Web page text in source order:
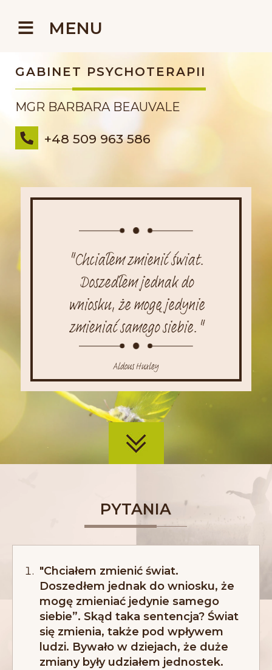
MENU
GABINET PSYCHOTERAPII
MGR BARBARA BEAUVALE
+48 509 963 586
"Chciałem zmienić świat.
Doszedłem jednak do
wniosku, że mogę jedynie
zmieniać samego siebie."
Aldous Huxley
PYTANIA
"Chciałem zmienić świat.
Doszedłem jednak do wniosku, że
mogę zmieniać jedynie samego
siebie”. Skąd taka sentencja? Świat
się zmienia, także pod wpływem
ludzi. Bywało w dziejach, że duże
zmiany były udziałem jednostek.